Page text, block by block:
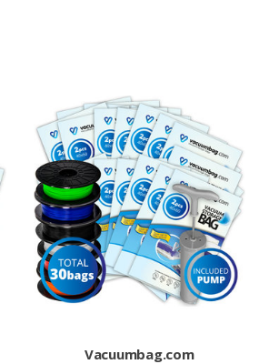
Vacuumbag.com